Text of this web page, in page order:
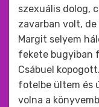
szexuális dolog,
zavarban volt,
Margit selyem
fekete bugyiban
Csábuel
fotelbe ültem és
volna a